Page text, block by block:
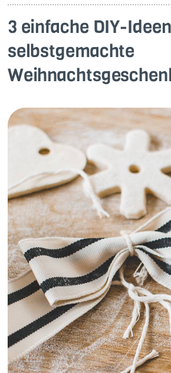
3 einfache DIY-
selbstgemachte